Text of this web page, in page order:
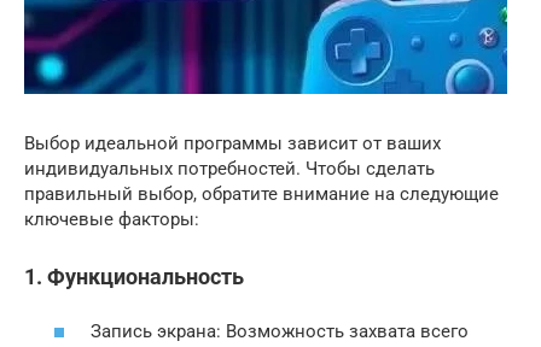
Выбор идеальной программы зависит от ваших
индивидуальных потребностей. Чтобы сделать
правильный выбор, обратите внимание на следующие
ключевые факторы:
1. Функциональность
Запись экрана: Возможность захвата всего